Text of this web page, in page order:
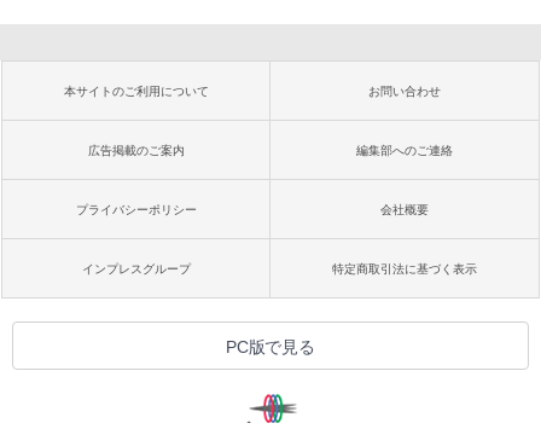
本サイトのご利用について お問い合わせ
広告掲載のご案内 編集部へのご連絡
プライバシーポリシー 会社概要
インプレスグループ 特定商取引法に基づく表示
PC版で見る